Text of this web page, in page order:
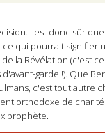
est donc sûr
ce qui pourrait signifier
la Révélation (c'est
garde!!). Que
c'est tout autre
orthodoxe de
prophète.